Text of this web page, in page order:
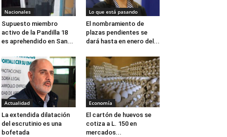
Nacionales
Supuesto miembro
activo de la Pandilla 18
es aprehendido en San...
Lo que está pasando
El nombramiento de
plazas pendientes se
dará hasta en enero del...
Actualidad
La extendida dilatación
del escrutinio es una
bofetada
Economía
El cartón de huevos se
cotiza a L. 150 en
mercados...